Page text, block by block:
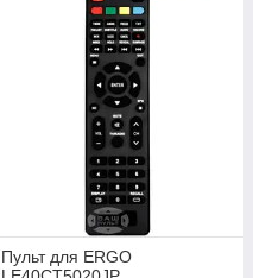
Пульт для ERGO